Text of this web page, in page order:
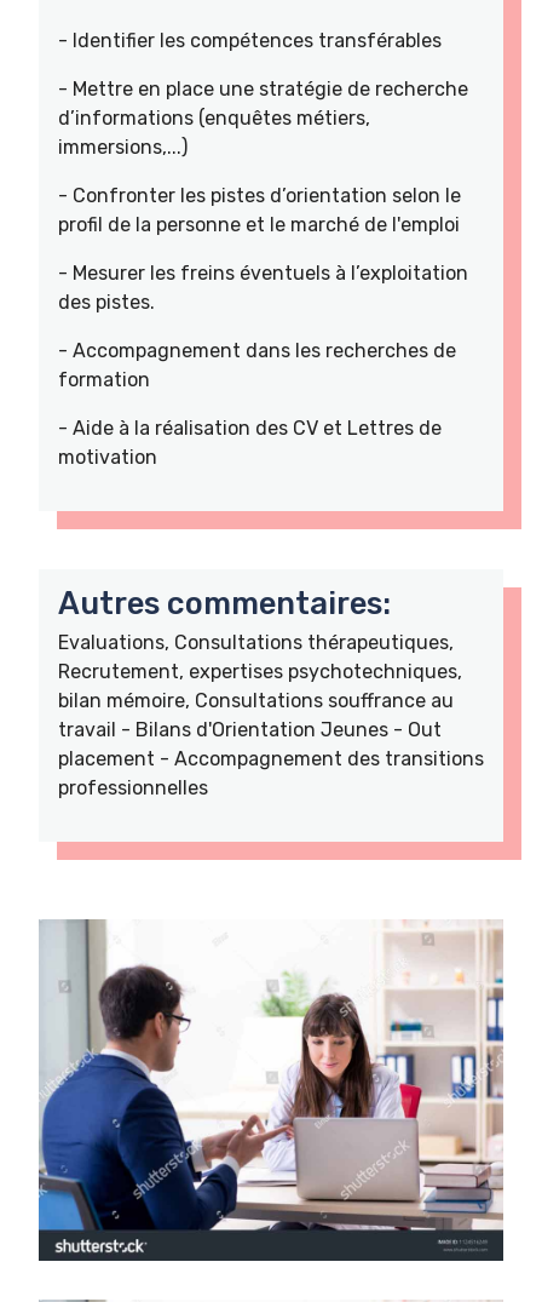
- Identifier les compétences transférables
- Mettre en place une stratégie de recherche
d’informations (enquêtes métiers,
immersions,...)
- Confronter les pistes d’orientation selon le
profil de la personne et le marché de l'emploi
- Mesurer les freins éventuels à l’exploitation
des pistes.
- Accompagnement dans les recherches de
formation
- Aide à la réalisation des CV et Lettres de
motivation
Autres commentaires:
Evaluations, Consultations thérapeutiques,
Recrutement, expertises psychotechniques,
bilan mémoire, Consultations souffrance au
travail - Bilans d'Orientation Jeunes - Out
placement - Accompagnement des transitions
professionnelles